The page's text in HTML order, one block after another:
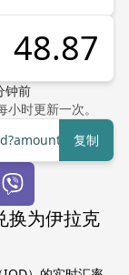
钟前
时更新一次。
复制
换为伊拉克